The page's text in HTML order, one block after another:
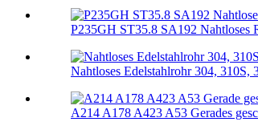
P235GH ST35.8 SA192 Nahtloses
Nahtloses Edelstahlrohr 304, 310S,
A214 A178 A423 A53 Gerades